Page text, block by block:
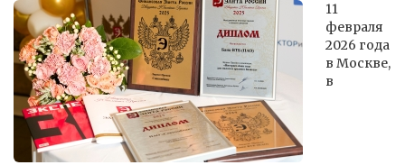
11
февраля
2026 года
в Москве,
в